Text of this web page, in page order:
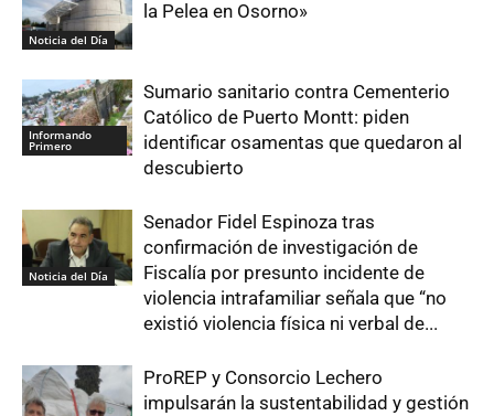
Noticia del Día
la Pelea en Osorno»
Informando
Primero
Sumario sanitario contra Cementerio
Católico de Puerto Montt: piden
identificar osamentas que quedaron al
descubierto
Noticia del Día
Senador Fidel Espinoza tras
confirmación de investigación de
Fiscalía por presunto incidente de
violencia intrafamiliar señala que “no
existió violencia física ni verbal de...
ProREP y Consorcio Lechero
impulsarán la sustentabilidad y gestión